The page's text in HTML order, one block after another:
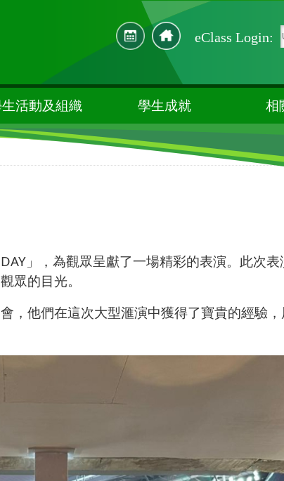
eClass Login:
活動及組織 學生成就 相
」，為觀眾呈獻了一場精彩的表演。此次
眾的目光。
他們在這次大型滙演中獲得了寶貴的經驗，